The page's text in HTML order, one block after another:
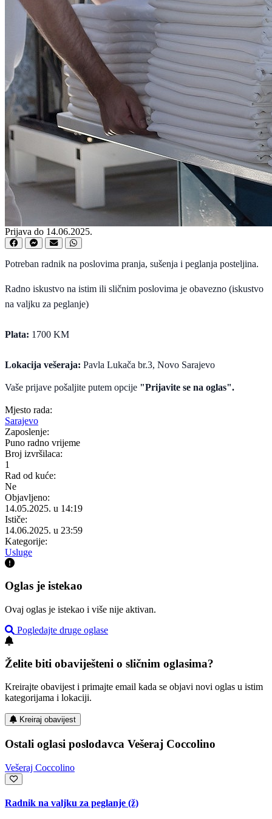
Prijava do 14.06.2025.
Potreban radnik na poslovima pranja, sušenja i peglanja posteljina.
Radno iskustvo na istim ili sličnim poslovima je obavezno (iskustvo
na valjku za peglanje)
Plata: 1700 KM
Lokacija vešeraja: Pavla Lukača br.3, Novo Sarajevo
Vaše prijave pošaljite putem opcije "Prijavite se na oglas".
Mjesto rada:
Sarajevo
Zaposlenje:
Puno radno vrijeme
Broj izvršilaca:
1
Rad od kuće:
Ne
Objavljeno:
14.05.2025. u 14:19
Ističe:
14.06.2025. u 23:59
Kategorije:
Usluge
Oglas je istekao
Ovaj oglas je istekao i više nije aktivan.
Pogledajte druge oglase
Želite biti obaviješteni o sličnim oglasima?
Kreirajte obavijest i primajte email kada se objavi novi oglas u istim
kategorijama i lokaciji.
Kreiraj obavijest
Ostali oglasi poslodavca Vešeraj Coccolino
Vešeraj Coccolino
Radnik na valjku za peglanje (ž)